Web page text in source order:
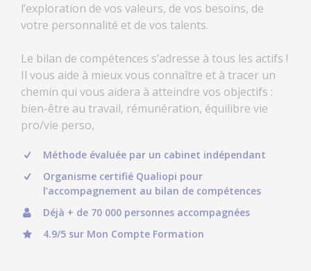
l’exploration de vos valeurs, de vos besoins, de
votre personnalité et de vos talents.
Le bilan de compétences s’adresse à tous les actifs !
Il vous aide à mieux vous connaître et à tracer un
chemin qui vous aidera à atteindre vos objectifs :
bien-être au travail, rémunération, équilibre vie
pro/vie perso,
Méthode évaluée par un cabinet indépendant
Organisme certifié Qualiopi pour
l’accompagnement au bilan de compétences
Déjà + de 70 000 personnes accompagnées
4.9/5 sur Mon Compte Formation